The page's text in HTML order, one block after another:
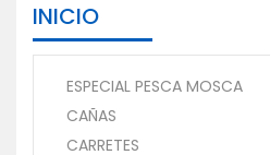
INICIO
ESPECIAL PESCA MOSCA
CAÑAS
CARRETES